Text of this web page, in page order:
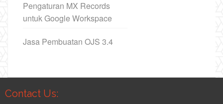
Pengaturan MX Records
untuk Google Workspace
Jasa Pembuatan OJS 3.4
Contact Us: